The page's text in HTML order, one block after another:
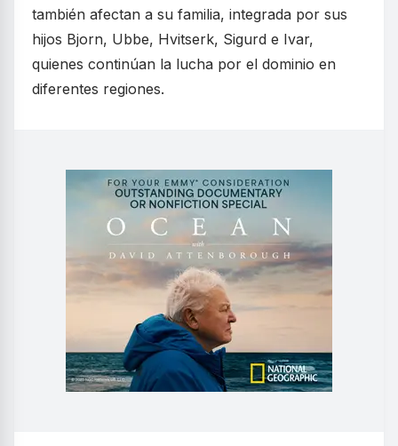
también afectan a su familia, integrada por sus
hijos Bjorn, Ubbe, Hvitserk, Sigurd e Ivar,
quienes continúan la lucha por el dominio en
diferentes regiones.